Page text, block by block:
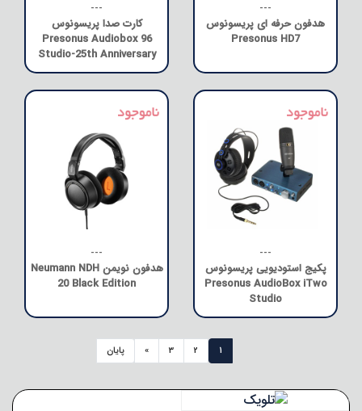
---
هدفون حرفه ای پریسونوس
Presonus HD7
---
کارت صدا پریسونوس
Presonus Audiobox 96
Studio-25th Anniversary
---
پکیج استودیویی پریسونوس
Presonus AudioBox iTwo
Studio
---
هدفون نویمن Neumann NDH
20 Black Edition
1
2
3
» پایان